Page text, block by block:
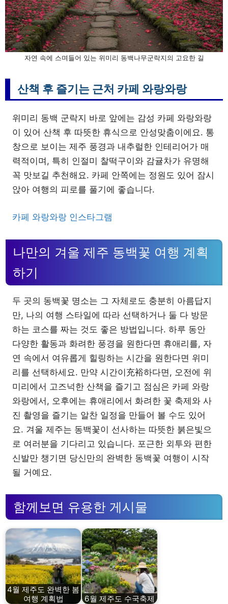
자연 속에 스며들어 있는 위미리 동백나무군락지의 고요한 길
산책 후 즐기는 근처 카페 와랑와랑
위미리 동백 군락지 바로 앞에는 감성 카페 와랑와랑
이 있어 산책 후 따뜻한 휴식으로 안성맞춤이에요. 통
창으로 보이는 제주 풍경과 내추럴한 인테리어가 매
력적이며, 특히 인절미 찰떡구이와 감귤차가 유명해
꼭 맛보길 추천해요. 카페 안쪽에는 정원도 있어 잠시
앉아 여행의 피로를 풀기에 좋습니다.
카페 와랑와랑 인스타그램
나만의 겨울 제주 동백꽃 여행 계획
하기
두 곳의 동백꽃 명소는 그 자체로도 충분히 아름답지
만, 나의 여행 스타일에 따라 선택하거나 둘 다 방문
하는 코스를 짜는 것도 좋은 방법입니다. 하루 동안
다양한 활동과 화려한 풍경을 원한다면 휴애리를, 자
연 속에서 여유롭게 힐링하는 시간을 원한다면 위미
리를 선택하세요. 만약 시간이充裕하다면, 오전에 위
미리에서 고즈넉한 산책을 즐기고 점심은 카페 와랑
와랑에서, 오후에는 휴애리에서 화려한 꽃 축제와 사
진 촬영을 즐기는 알찬 일정을 만들어 볼 수도 있어
요. 겨울 제주는 동백꽃이 선사하는 따뜻한 붉은빛으
로 여러분을 기다리고 있습니다. 포근한 외투와 편한
신발만 챙기면 당신만의 완벽한 동백꽃 여행이 시작
될 거예요.
함께보면 유용한 게시물
4월 제주도 완벽한 봄
여행 계획법
6월 제주도 수국축제